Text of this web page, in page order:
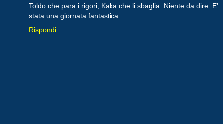
Toldo che para i rigori, Kaka che li sbaglia. Niente da dire. E'
stata una giornata fantastica.
Rispondi